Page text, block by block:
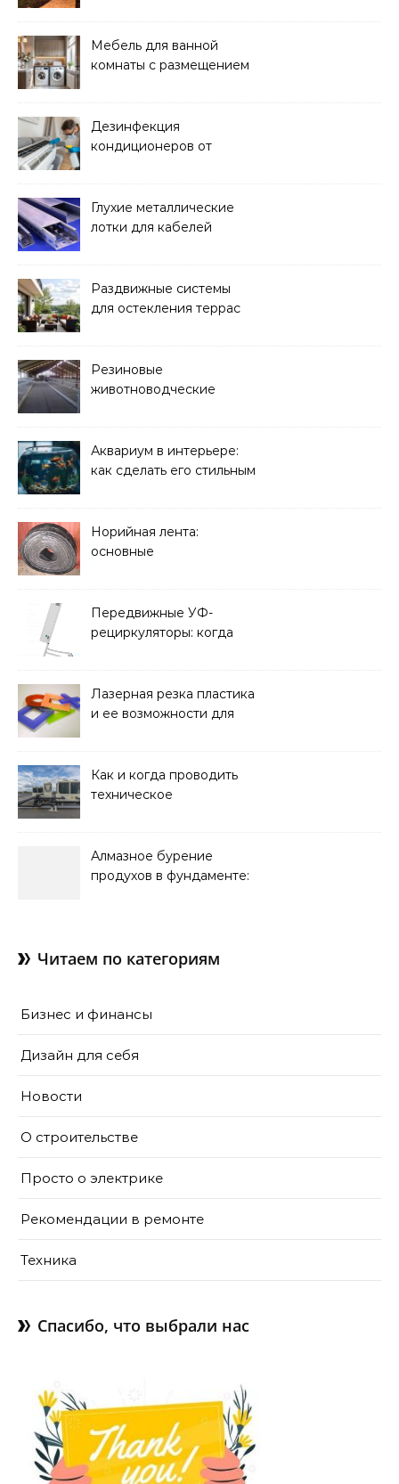
Мебель для ванной
комнаты с размещением
Дезинфекция
кондиционеров от
Глухие металлические
лотки для кабелей
Раздвижные системы
для остекления террас
Резиновые
животноводческие
решать
Аквариум в интерьере:
как сделать его стильным
Норийная лента:
основные
и советы по выбору
Передвижные УФ-
рециркуляторы: когда
Лазерная резка пластика
и ее возможности для
Как и когда проводить
техническое
Алмазное бурение
продухов в фундаменте:
Читаем по категориям
Бизнес и финансы
Дизайн для себя
Новости
О строительстве
Просто о электрике
Рекомендации в ремонте
Техника
Спасибо, что выбрали нас